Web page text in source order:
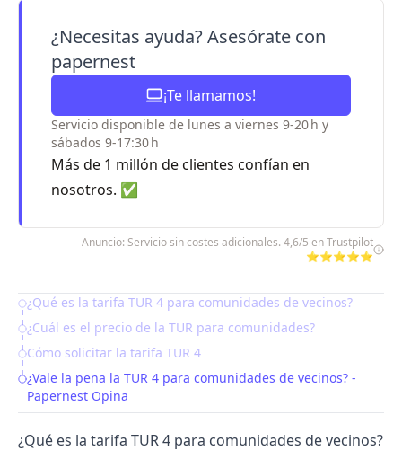
¿Necesitas ayuda? Asesórate con
papernest
¡Te llamamos!
Servicio disponible de lunes a viernes 9-20 h y
sábados 9-17:30 h
Más de 1 millón de clientes confían en
nosotros. ✅
Anuncio: Servicio sin costes adicionales. 4,6/5 en Trustpilot
⭐⭐⭐⭐⭐
Table of Contents
¿Qué es la tarifa TUR 4 para comunidades de vecinos?
¿Cuál es el precio de la TUR para comunidades?
Cómo solicitar la tarifa TUR 4
¿Vale la pena la TUR 4 para comunidades de vecinos? -
Papernest Opina
¿Qué es la tarifa TUR 4 para comunidades de vecinos?